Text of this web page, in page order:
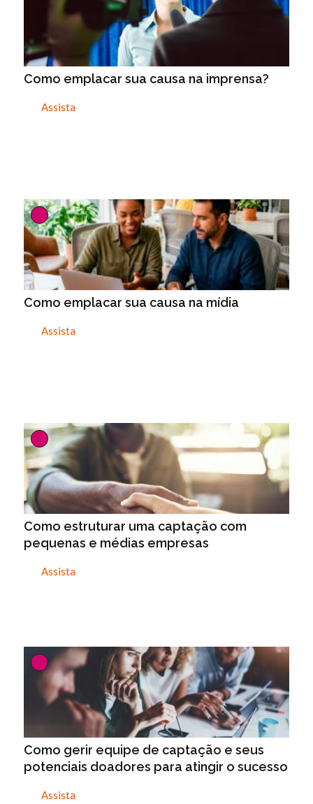
Como emplacar sua causa na imprensa?
Assista
Como emplacar sua causa na mídia
Assista
Como estruturar uma captação com
pequenas e médias empresas
Assista
Como gerir equipe de captação e seus
potenciais doadores para atingir o sucesso
Assista